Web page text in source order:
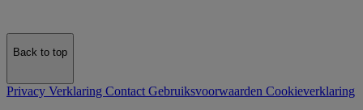
Back to top
Privacy Verklaring Contact Gebruiksvoorwaarden Cookieverklaring